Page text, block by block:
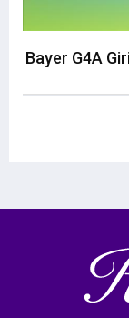
Bayer G4A